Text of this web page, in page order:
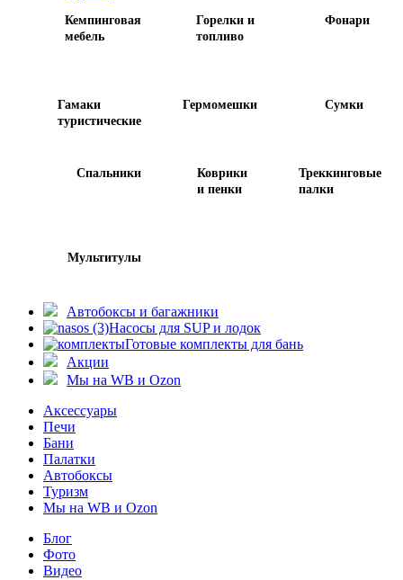
Кемпинговая
мебель
Горелки и
топливо
Фонари
Гамаки
туристические
Гермомешки Сумки
Спальники
Коврики
и пенки
Треккинговые
палки
Мультитулы
Автобоксы и багажники
Насосы для SUP и лодок
Готовые комплекты для бань
Акции
Мы на WB и Ozon
Аксессуары
Печи
Бани
Палатки
Автобоксы
Туризм
Мы на WB и Ozon
Блог
Фото
Видео